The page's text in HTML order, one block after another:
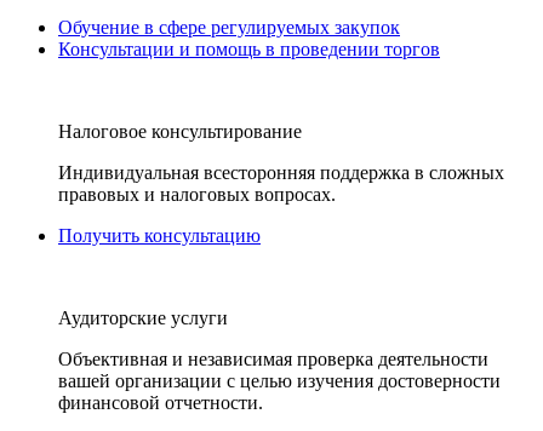
Обучение в сфере регулируемых закупок
Консультации и помощь в проведении торгов
Налоговое консультирование
Индивидуальная всесторонняя поддержка в сложных
правовых и налоговых вопросах.
Получить консультацию
Аудиторские услуги
Объективная и независимая проверка деятельности
вашей организации с целью изучения достоверности
финансовой отчетности.